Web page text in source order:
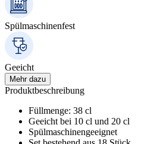
Spülmaschinenfest
Geeicht
Mehr dazu
Produktbeschreibung
Füllmenge: 38 cl
Geeicht bei 10 cl und 20 cl
Spülmaschinengeeignet